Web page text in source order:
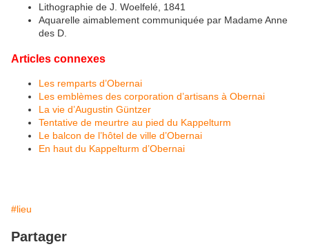
Lithographie de J. Woelfelé, 1841
Aquarelle aimablement communiquée par Madame Anne
des D.
Articles connexes
Les remparts d’Obernai
Les emblèmes des corporation d’artisans à Obernai
La vie d’Augustin Güntzer
Tentative de meurtre au pied du Kappelturm
Le balcon de l’hôtel de ville d’Obernai
En haut du Kappelturm d’Obernai
#lieu
Partager